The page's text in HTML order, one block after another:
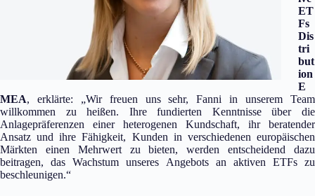
ET
Fs
Dis
tri
but
ion
E
MEA, erklärte: „Wir freuen uns sehr, Fanni in unserem Team
willkommen zu heißen. Ihre fundierten Kenntnisse über die
Anlagepräferenzen einer heterogenen Kundschaft, ihr beratender
Ansatz und ihre Fähigkeit, Kunden in verschiedenen europäischen
Märkten einen Mehrwert zu bieten, werden entscheidend dazu
beitragen, das Wachstum unseres Angebots an aktiven ETFs zu
beschleunigen.“